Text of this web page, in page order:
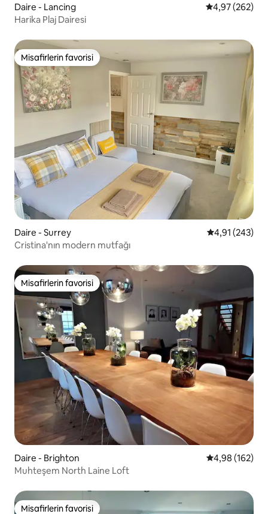
Daire - Lancing 5 üzerinden
4,97 (262)
Harika Plaj Dairesi
Misafirlerin favorisi
Misafirlerin favorisi
Daire - Surrey 5 üzerinden
4,91 (243)
Cristina'nın modern mutfağı
Misafirlerin favorisi
Misafirlerin favorisi
Daire - Brighton 5 üzerinden
4,98 (162)
Muhteşem North Laine Loft
Misafirlerin favorisi